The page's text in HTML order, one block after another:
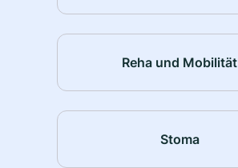
Reha und Mobilität
Stoma